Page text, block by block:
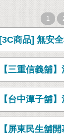
1
[3C商品] 無安
【三重信義舖
【台中潭子舖
【屏東民生舖開